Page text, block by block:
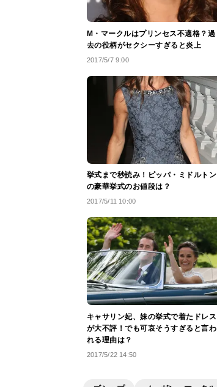
M・マークルはプリンセス不適格？過
去の役柄がセクシーすぎると炎上
2017/5/7 9:00
挙式まで秒読み！ピッパ・ミドルトン
の豪華挙式のお値段は？
2017/5/11 10:00
キャサリン妃、妹の挙式で着たドレス
が大不評！でも可哀そうすぎると言わ
れる理由は？
2017/5/22 14:50